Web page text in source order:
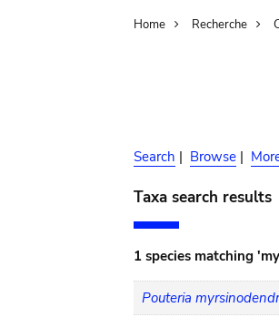
Home Recherche
Search | Browse |
Taxa search results
1 species matching
Pouteria